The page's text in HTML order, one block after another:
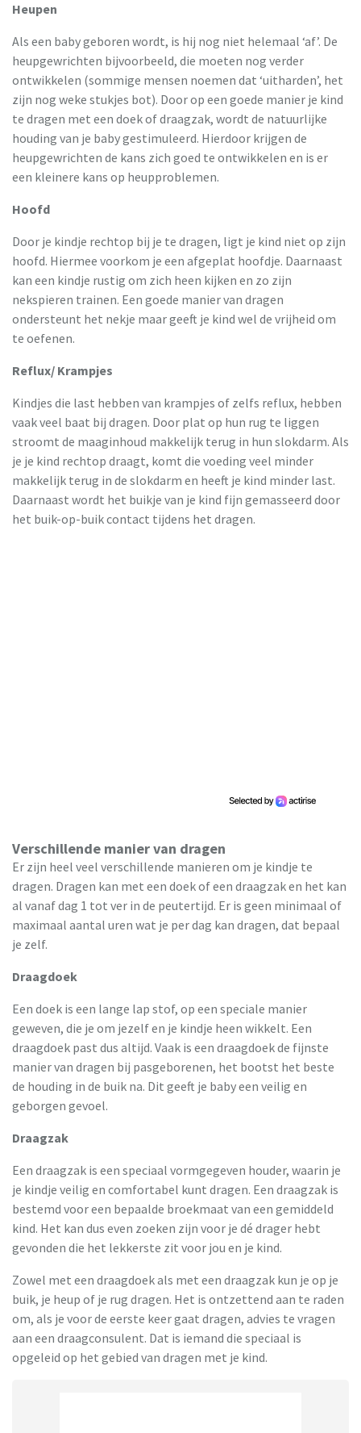
Heupen
Als een baby geboren wordt, is hij nog niet helemaal ‘af’. De
heupgewrichten bijvoorbeeld, die moeten nog verder
ontwikkelen (sommige mensen noemen dat ‘uitharden’, het
zijn nog weke stukjes bot). Door op een goede manier je kind
te dragen met een doek of draagzak, wordt de natuurlijke
houding van je baby gestimuleerd. Hierdoor krijgen de
heupgewrichten de kans zich goed te ontwikkelen en is er
een kleinere kans op heupproblemen.
Hoofd
Door je kindje rechtop bij je te dragen, ligt je kind niet op zijn
hoofd. Hiermee voorkom je een afgeplat hoofdje. Daarnaast
kan een kindje rustig om zich heen kijken en zo zijn
nekspieren trainen. Een goede manier van dragen
ondersteunt het nekje maar geeft je kind wel de vrijheid om
te oefenen.
Reflux/ Krampjes
Kindjes die last hebben van krampjes of zelfs reflux, hebben
vaak veel baat bij dragen. Door plat op hun rug te liggen
stroomt de maaginhoud makkelijk terug in hun slokdarm. Als
je je kind rechtop draagt, komt die voeding veel minder
makkelijk terug in de slokdarm en heeft je kind minder last.
Daarnaast wordt het buikje van je kind fijn gemasseerd door
het buik-op-buik contact tijdens het dragen.
Verschillende manier van dragen
Er zijn heel veel verschillende manieren om je kindje te
dragen. Dragen kan met een doek of een draagzak en het kan
al vanaf dag 1 tot ver in de peutertijd. Er is geen minimaal of
maximaal aantal uren wat je per dag kan dragen, dat bepaal
je zelf.
Draagdoek
Een doek is een lange lap stof, op een speciale manier
geweven, die je om jezelf en je kindje heen wikkelt. Een
draagdoek past dus altijd. Vaak is een draagdoek de fijnste
manier van dragen bij pasgeborenen, het bootst het beste
de houding in de buik na. Dit geeft je baby een veilig en
geborgen gevoel.
Draagzak
Een draagzak is een speciaal vormgegeven houder, waarin je
je kindje veilig en comfortabel kunt dragen. Een draagzak is
bestemd voor een bepaalde broekmaat van een gemiddeld
kind. Het kan dus even zoeken zijn voor je dé drager hebt
gevonden die het lekkerste zit voor jou en je kind.
Zowel met een draagdoek als met een draagzak kun je op je
buik, je heup of je rug dragen. Het is ontzettend aan te raden
om, als je voor de eerste keer gaat dragen, advies te vragen
aan een draagconsulent. Dat is iemand die speciaal is
opgeleid op het gebied van dragen met je kind.